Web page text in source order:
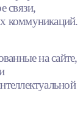
связи,
коммуникаций.
на сайте,